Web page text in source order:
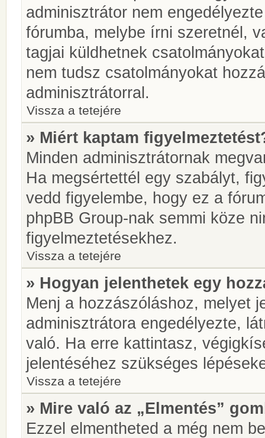
adminisztrátor nem
fórumba, melybe írni szeretnél,
tagjai küldhetnek
nem tudsz csatolmányokat
adminisztrátorral.
Vissza a tetejére
» Miért kaptam
Minden adminisztrátornak
Ha megsértettél egy szabályt,
vedd figyelembe, hogy ez a
phpBB Group-nak semmi köze
figyelmeztetésekhez.
Vissza a tetejére
» Hogyan jelenthetek egy
Menj a hozzászóláshoz, melyet
adminisztrátora engedélyezte,
való. Ha erre kattintasz,
jelentéséhez szükséges
Vissza a tetejére
» Mire való az „Elmentés”
Ezzel elmentheted a még nem